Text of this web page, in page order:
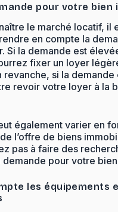
pour votre bien
le marché locatif, il
en compte la
Si la demande est
fixer un loyer
revanche, si la
revoir votre loyer à la
également varier en
l’offre de biens
pas à faire des
demande pour votre
les équipements